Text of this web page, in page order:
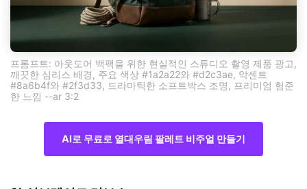
프롬프트: 아웃도어 백팩을 위한 현실적인 스튜디오 촬영 제품 광고,
깨끗한 심리스 배경, 주요 색상 #1a2a22와 #d2c3ae, 악센트
#8a6b4f와 #2f3d33, 드라마틱한 소프트박스 조명, 프리미엄 험준
한 느낌 --ar 3:2
AI로 무료로 열대우림 팔레트 비주얼 만들기